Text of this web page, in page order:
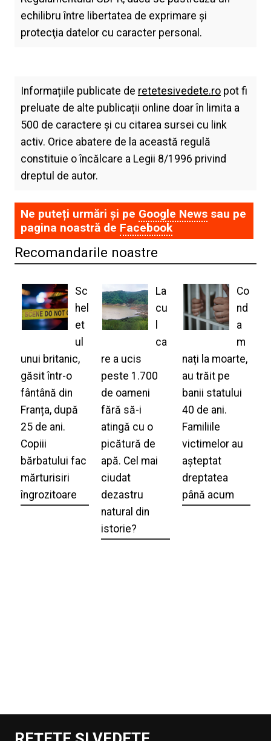
echilibru între libertatea de exprimare şi
protecţia datelor cu caracter personal.
Informațiile publicate de retetesivedete.ropot fi
preluate de alte publicații online doar în limita a
500 de caractere și cu citarea sursei cu link
activ. Orice abatere de la această regulă
constituie o încălcare a Legii 8/1996 privind
dreptul de autor.
Ne puteți urmări și pe Google Newssau pe
pagina noastră de Facebook
Recomandarile noastre
Sc
hel
et
ul
unui britanic,
găsit într-o
fântână din
Franța, după
25 de ani.
Copiii
bărbatului fac
mărturisiri
îngrozitoare
La
cu
ca
re a ucis
peste 1.700
de oameni
fără să-i
atingă cu o
picătură de
apă. Cel mai
ciudat
dezastru
natural din
istorie?
Co
nd
a
m
nați la moarte,
au trăit pe
banii statului
40 de ani.
Familiile
victimelor au
așteptat
dreptatea
până acum